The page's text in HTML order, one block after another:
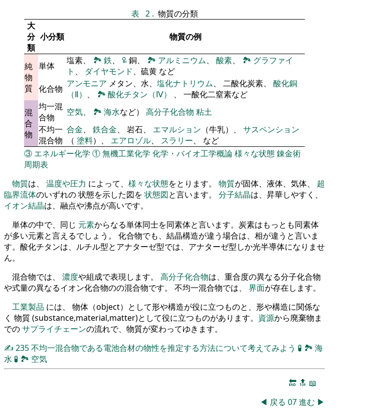
表 2 . 物質の分類
大
分
類
小分類 物質の例
純
物
質
単体 塩素、 🏞 鉄、 🜠銅、 🏞 アルミニウム、 酸素、 🏞 グラファイ
ト 、 ダイヤモンド、硫黄 など
化合物 アンモニア メタン、水、 塩化ナトリウム、 二酸化炭素、 酸化銅
（Ⅱ） 、 🏞 酸化チタン（Ⅳ） 、 一酸化二窒素など
混
合
物
均一混
合物
空気、 🏞 海水など） 高分子化合物 粘土
不均一
混合物
合金、 鉄合金、 岩石、 エマルション （牛乳）、 サスペンション
（ 塗料）、 エアロゾル、 スラリー、 など
③ エネルギー化学 ①無機工業化学 化学・バイオ工学概論様々な状態錬金術
周期表
物質は、 温度や圧力 によって、 様々な状態をとります。 物質が固体、液体、気体、 超
臨界流体のいずれの 状態を示した図を 状態図と言います。 分子結晶は、昇華しやすく、
イオン結晶は、融点や沸点が高いです。
単体の中で、同じ 元素からなる単体同士を同素体と言います。炭素はもっとも同素体
が多い元素と言えるでしょう。 化合物でも、結晶構造が違う場合は、相が違うと言いま
す。酸化チタンは、ルチル型とアナターゼ型では、アナターゼ型しか光半導体になりませ
ん。
混合物では、 濃度や組成で表現します。 高分子化合物は、重合度の異なる分子化合物
や式量の異なるイオン化合物のの混合物です。 不均一混合物では、 界面が存在します。
工業製品 には、 物体（object）として形や構造が役に立つものと、形や構造に関係な
く 物質 (substance,material,matter)として役に立つものがあります。 資源から廃棄物ま
でのサプライチェーンの流れで、物質が変わってゆきます。
✍ 235不均一混合物である電池合材の物性を推定する方法について考えてみよう 🧪 🏞 海
水 🧪 🏞 空気
🔚 🔝 📖
◀ 戻る 07進む ▶